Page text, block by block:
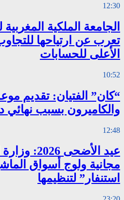
12:30
الجامعة الملكية
تعرب عن ارتياحها
الأعلى للحسابات
10:52
“كان” الفتيان: تقديم
والكاميرون بسبب نهائي
12:48
عيد الأضحى
مجانية ولوج أسواق
استنفار” لتنظيمها